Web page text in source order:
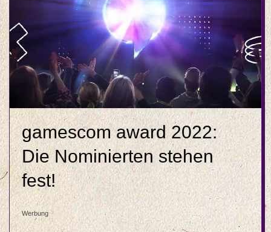
gamescom award 2022:
Die Nominierten stehen
fest!
Werbung